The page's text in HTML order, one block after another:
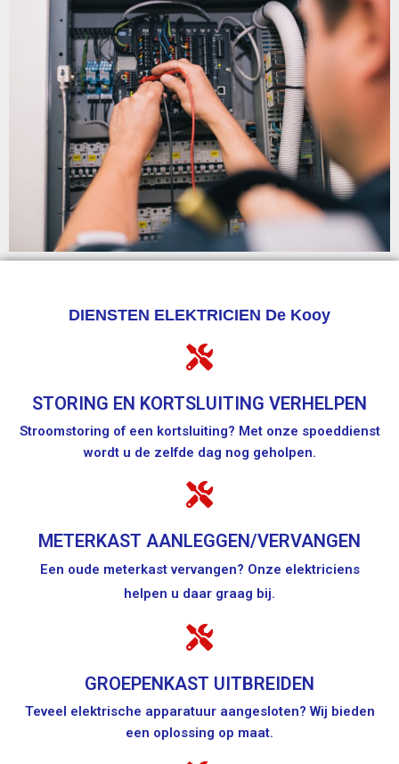
DIENSTEN ELEKTRICIEN De Kooy
STORING EN KORTSLUITING VERHELPEN
Stroomstoring of een kortsluiting? Met onze spoeddienst
wordt u de zelfde dag nog geholpen.
METERKAST AANLEGGEN/VERVANGEN
Een oude meterkast vervangen? Onze elektriciens
helpen u daar graag bij.
GROEPENKAST UITBREIDEN
Teveel elektrische apparatuur aangesloten? Wij bieden
een oplossing op maat.